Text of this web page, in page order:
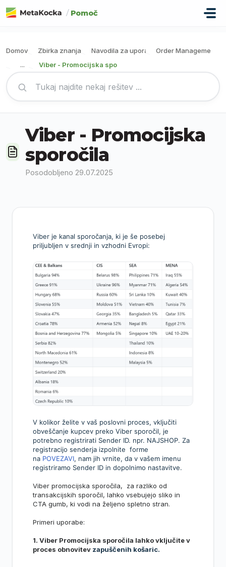
/ Pomoč
Domov Zbirka znanja Navodila za uporaboOrder Management
...
Viber - Promocijska sporočila
Viber - Promocijska
sporočila
Posodobljeno 29.07.2025
Viber je kanal sporočanja, ki je še posebej
priljubljen v srednji in vzhodni Evropi:
V kolikor želite v vaš poslovni proces, vključiti
obveščanje kupcev preko Viber sporočil, je
potrebno registrirati Sender ID. npr. NAJSHOP. Za
registracijo senderja izpolnite forme
na POVEZAVI, nam jih vrnite, da v vašem imenu
registriramo Sender ID in dopolnimo nastavitve.
Viber promocijska sporočila, za razliko od
transakcijskih sporočil, lahko vsebujejo sliko in
CTA gumb, ki vodi na željeno spletno stran.
Primeri uporabe:
1. Viber Promocijska sporočila lahko vključite v
proces obnovitev zapuščenih košaric.